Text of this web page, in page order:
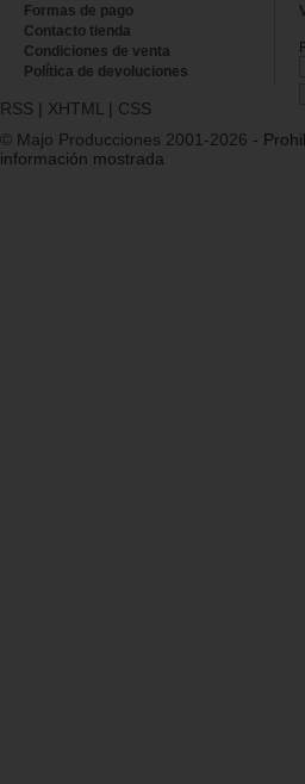
Formas de pago
Contacto tienda
Condiciones de venta
Política de devoluciones
RSS | XHTML | CSS
© Majo Producciones 2001-2026 -
información mostrada